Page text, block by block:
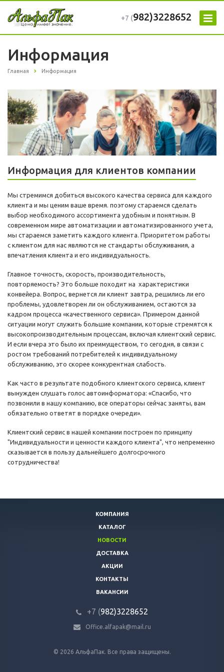
+7 (982)3228652
Информация
Главная Информация
Информация для клиентов компании
Мы стремимся добиться высокого качества сервиса для каждого
клиента и мы ценим ваше время. поэтому стараемся сделать
выбор необходимого ассортимента удобным и понятным. В
современном мире автоматизации и автоматизированного учета,
мы стараемся заметить каждого клиента. Приоритетом работы
с клиентом для нас являются не стандарты обслуживания, а
впечатления клиента и его индивидуальность.
Главное точность, скорость, производительность,
повторяемость? Это больше походит на характеристики
конвейера. Вопрос, вернется ли клиент завтра, решились ли его
проблемы, удовлетворен ли он обслуживанием, остаются за
кадром процесса «качественного сервиса». Примером данной
ситуации могут служить большие компании, которые стремятся к
высокопроизводительным процессам, включая клиентский сервис.
И если вчера это было их преимуществом, то сегодня, в связи с
ростом требований потребителей к индивидуальному
обслуживанию, это скорее конкурентная слабость.
Как часто в результате подобного клиентского сервиса, клиент
вынужден слушать голос автоинформатора: «Спасибо, что
позвонили в нашу компанию, все операторы сейчас заняты, вам
обязательно ответят в порядке очереди».
Клиентский сервис в нашей компании построен по принципу
"Индивидуальности и ценности каждого клиента", что непременно
сказывается в пользу дальнейшего долгосрочного
сотрудничества!
КОМПАНИЯ
КАТАЛОГ
НОВОСТИ
ДОСТАВКА
АКЦИИ
КОНТАКТЫ
ВАКАНСИИ
+7 (982)3228652
Office.alfapak@mail.ru
© 2026 АльфаПак. Все права защищены.